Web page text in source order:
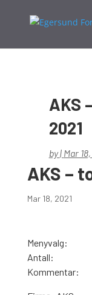
AKS
2021
by| Mar
AKS –
Mar 18, 2021
Menyvalg:
Antall:
Kommentar: